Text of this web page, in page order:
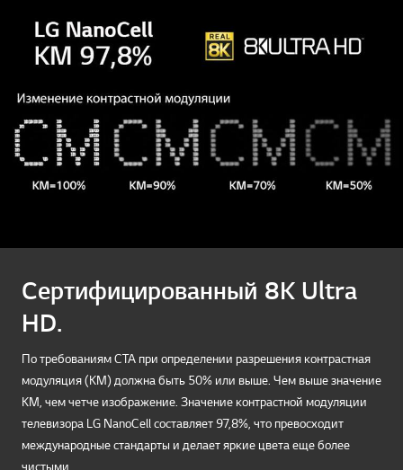
Сертифицированный 8K Ultra
HD.
По требованиям CTA при определении разрешения контрастная
модуляция (КМ) должна быть 50% или выше. Чем выше значение
КМ, чем четче изображение. Значение контрастной модуляции
телевизора LG NanoCell составляет 97,8%, что превосходит
международные стандарты и делает яркие цвета еще более